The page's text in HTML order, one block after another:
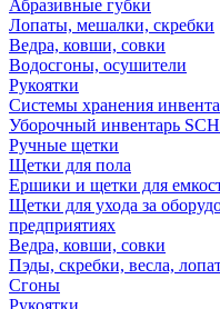
Абразивные губки
Лопаты, мешалки, скребки
Ведра, ковши, совки
Водосгоны, осушители
Рукоятки
Системы хранения
Уборочный инвентарь
Ручные щетки
Щетки для пола
Ершики и щетки для
Щетки для ухода за
предприятиях
Ведра, ковши, совки
Пэды, скребки, весла,
Сгоны